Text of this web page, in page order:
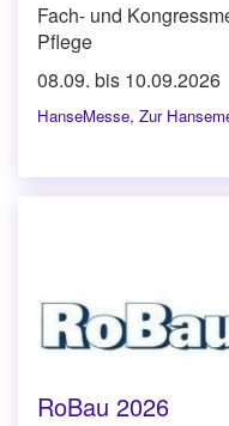
Fach- und
Pflege
08.09. bis 10.09.2026
HanseMesse, Zur
RoBau 2026